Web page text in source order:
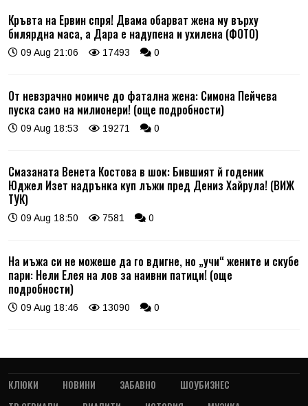
Кръвта на Ервин спря! Двама обарват жена му върху
билярдна маса, а Дара е надупена и ухилена (ФОТО)
09 Aug 21:06 17493 0
От невзрачно момиче до фатална жена: Симона Пейчева
пуска само на милионери! (още подробности)
09 Aug 18:53 19271 0
Смазаната Венета Костова в шок: Бившият й годеник
Юджел Изет надрънка куп лъжи пред Дениз Хайрула! (ВИЖ
ТУК)
09 Aug 18:50 7581 0
На мъжа си не можеше да го вдигне, но „учи“ жените и скубе
пари: Нели Елея на лов за наивни патици! (още
подробности)
09 Aug 18:46 13090 0
КЛЮКИ НОВИНИ ЗАБАВНО
ШОУБИЗНЕС